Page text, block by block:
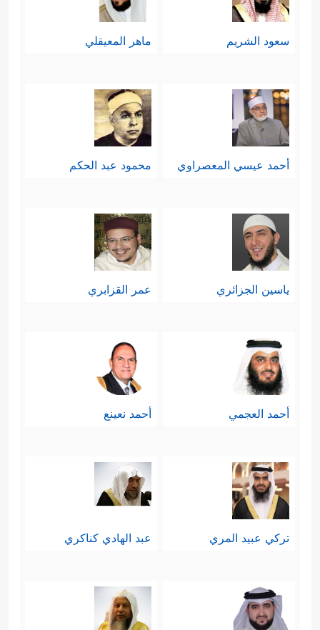
سعود الشريم ماهر المعيقلي
أحمد عيسي المعصراوي محمود عبد الحكم
ياسين الجزائري عمر القزابري
أحمد العجمي أحمد نعينع
تركي عبيد المري عبد الهادي كناكري